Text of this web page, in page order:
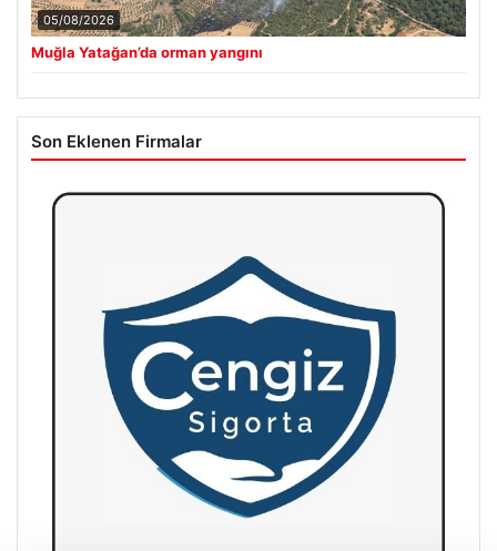
05/08/2026
Muğla Yatağan’da orman yangını
Son Eklenen Firmalar